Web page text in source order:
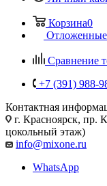
Корзина0
Отложенные
Сравнение
+7 (391) 988-
Контактная
г. Красноярск, пр.
цокольный этаж)
info@mixone.ru
WhatsApp